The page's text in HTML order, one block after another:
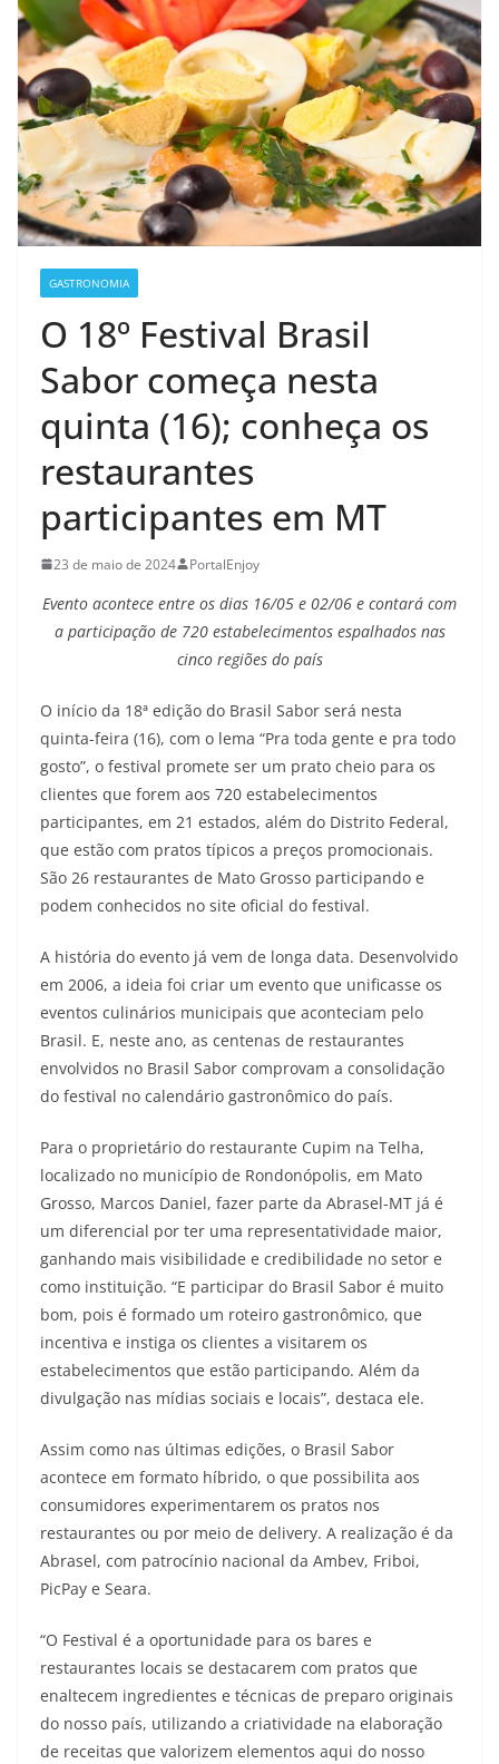
GASTRONOMIA
O 18º Festival Brasil
Sabor começa nesta
quinta (16); conheça os
restaurantes
participantes em MT
23 de maio de 2024 PortalEnjoy
Evento acontece entre os dias 16/05 e 02/06 e contará com
a participação de 720 estabelecimentos espalhados nas
cinco regiões do país
O início da 18ª edição do Brasil Sabor será nesta
quinta-feira (16), com o lema “Pra toda gente e pra todo
gosto”, o festival promete ser um prato cheio para os
clientes que forem aos 720 estabelecimentos
participantes, em 21 estados, além do Distrito Federal,
que estão com pratos típicos a preços promocionais.
São 26 restaurantes de Mato Grosso participando e
podem conhecidos no site oficial do festival.
A história do evento já vem de longa data. Desenvolvido
em 2006, a ideia foi criar um evento que unificasse os
eventos culinários municipais que aconteciam pelo
Brasil. E, neste ano, as centenas de restaurantes
envolvidos no Brasil Sabor comprovam a consolidação
do festival no calendário gastronômico do país.
Para o proprietário do restaurante Cupim na Telha,
localizado no município de Rondonópolis, em Mato
Grosso, Marcos Daniel, fazer parte da Abrasel-MT já é
um diferencial por ter uma representatividade maior,
ganhando mais visibilidade e credibilidade no setor e
como instituição. “E participar do Brasil Sabor é muito
bom, pois é formado um roteiro gastronômico, que
incentiva e instiga os clientes a visitarem os
estabelecimentos que estão participando. Além da
divulgação nas mídias sociais e locais”, destaca ele.
Assim como nas últimas edições, o Brasil Sabor
acontece em formato híbrido, o que possibilita aos
consumidores experimentarem os pratos nos
restaurantes ou por meio de delivery. A realização é da
Abrasel, com patrocínio nacional da Ambev, Friboi,
PicPay e Seara.
“O Festival é a oportunidade para os bares e
restaurantes locais se destacarem com pratos que
enaltecem ingredientes e técnicas de preparo originais
do nosso país, utilizando a criatividade na elaboração
de receitas que valorizem elementos aqui do nosso